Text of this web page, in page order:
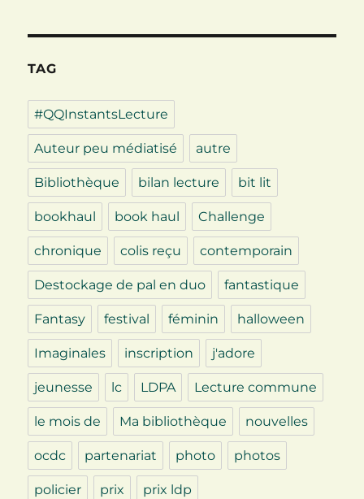
TAG
#QQInstantsLecture
Auteur peu médiatisé autre
Bibliothèque bilan lecture bit lit
bookhaul book haul Challenge
chronique colis reçu contemporain
Destockage de pal en duo fantastique
Fantasy festival féminin halloween
Imaginales inscription j'adore
jeunesse lc LDPA Lecture commune
le mois de Ma bibliothèque nouvelles
ocdc partenariat photo photos
policier prix prix ldp